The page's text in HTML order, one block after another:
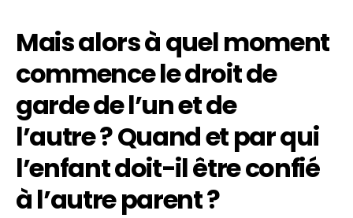
Mais alors à quel moment
commence le droit de
garde de l’un et de
l’autre ? Quand et par qui
l’enfant doit-il être confié
à l’autre parent ?